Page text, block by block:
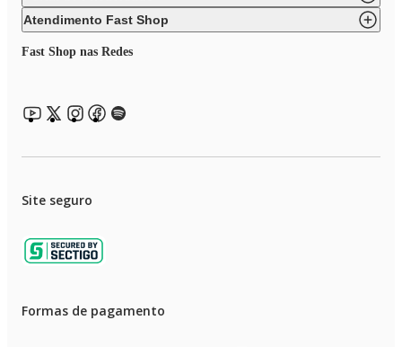
Atendimento Fast Shop
Fast Shop nas Redes
Site seguro
Formas de pagamento